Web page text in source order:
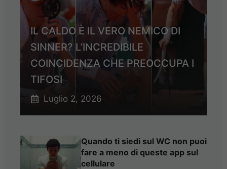
IL CALDO È IL VERO NEMICO DI
SINNER? L’INCREDIBILE
COINCIDENZA CHE PREOCCUPA I
TIFOSI
Luglio 2, 2026
Quando ti siedi sul WC non puoi
fare a meno di queste app sul
cellulare